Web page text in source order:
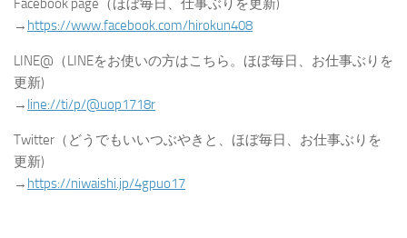
→ https://www.facebook.com/hirokun408
LINE@（LINEをお使いの方はこちら。ほぼ毎日、お仕事ぶりを
更新)
→ line://ti/p/@uop1718r
Twitter（どうでもいいつぶやきと、ほぼ毎日、お仕事ぶりを
更新)
→ https://niwaishi.jp/4gpuo17